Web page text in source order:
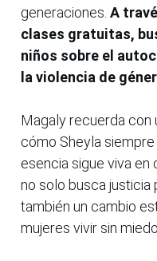
generaciones. A
clases gratuitas,
niños sobre el
la violencia de
Magaly recuerda con
cómo Sheyla
esencia sigue viva en
no solo busca justicia
también un cambio
mujeres vivir sin